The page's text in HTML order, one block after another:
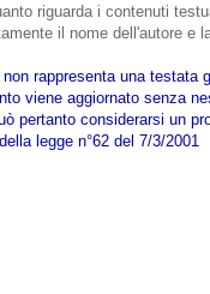
riguarda i contenuti
il nome dell'autore e
non rappresenta una testata
viene aggiornato senza
pertanto considerarsi un
legge n°62 del 7/3/2001